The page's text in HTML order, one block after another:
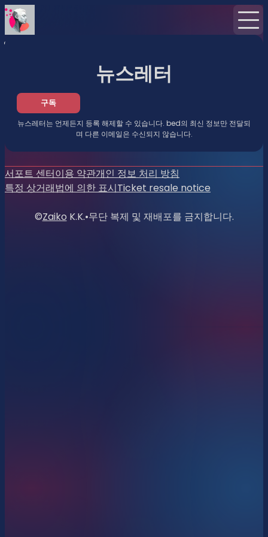
홈
뉴스레터
구독
뉴스레터는 언제든지 등록 해제할 수 있습니다. bed의 최신 정보만 전달되
며 다른 이메일은 수신되지 않습니다.
서포트 센터이용 약관개인 정보 처리 방침
특정 상거래법에 의한 표시Ticket resale notice
©Zaiko K.K.•무단 복제 및 재배포를 금지합니다.